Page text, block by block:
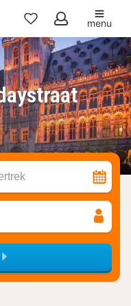
Mijn
favorieten
menu